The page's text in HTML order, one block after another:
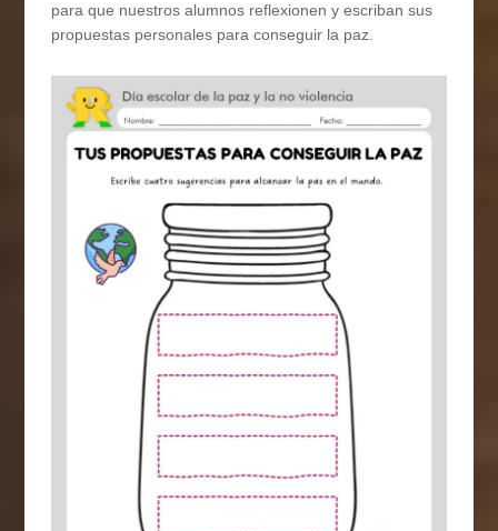
para que nuestros alumnos reflexionen y escriban sus
propuestas personales para conseguir la paz.